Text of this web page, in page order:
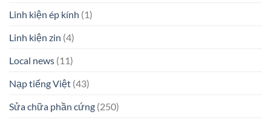
Linh kiện ép kính (1)
Linh kiện zin (4)
Local news (11)
Nạp tiếng Việt (43)
Sửa chữa phần cứng (250)